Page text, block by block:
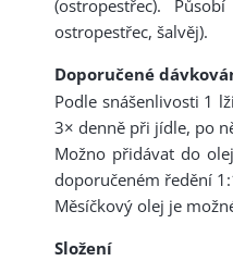
(ostropestřec).
ostropestřec, šalvěj).
Doporučené
Podle snášenlivosti 1
3× denně při jídle, po
Možno přidávat do
doporučeném ředění
Měsíčkový olej je
Složení